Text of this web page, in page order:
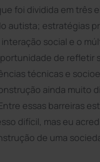
foi dividida em três
autista; estratégias
social e o
de refletir
técnicas e
ainda muito
essas barreiras
difícil, mas eu
de uma